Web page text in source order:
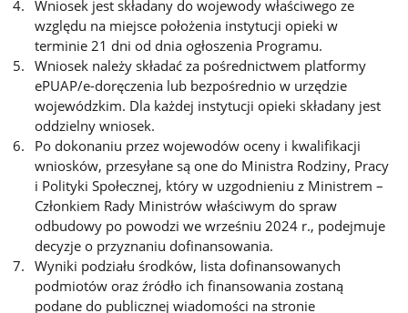
Wniosek jest składany do wojewody właściwego ze
względu na miejsce położenia instytucji opieki w
terminie 21 dni od dnia ogłoszenia Programu.
Wniosek należy składać za pośrednictwem platformy
ePUAP/e-doręczenia lub bezpośrednio w urzędzie
wojewódzkim. Dla każdej instytucji opieki składany jest
oddzielny wniosek.
Po dokonaniu przez wojewodów oceny i kwalifikacji
wniosków, przesyłane są one do Ministra Rodziny, Pracy
i Polityki Społecznej, który w uzgodnieniu z Ministrem –
Członkiem Rady Ministrów właściwym do spraw
odbudowy po powodzi we wrześniu 2024 r., podejmuje
decyzje o przyznaniu dofinansowania.
Wyniki podziału środków, lista dofinansowanych
podmiotów oraz źródło ich finansowania zostaną
podane do publicznej wiadomości na stronie